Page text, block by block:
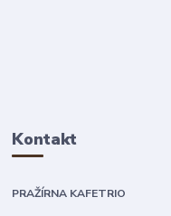
Kontakt
PRAŽÍRNA KAFETRIO